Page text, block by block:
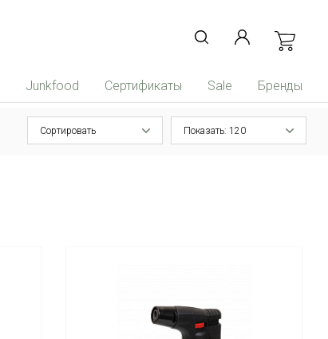
Junkfood Сертификаты Sale Бренды
Сортировать Показать: 120